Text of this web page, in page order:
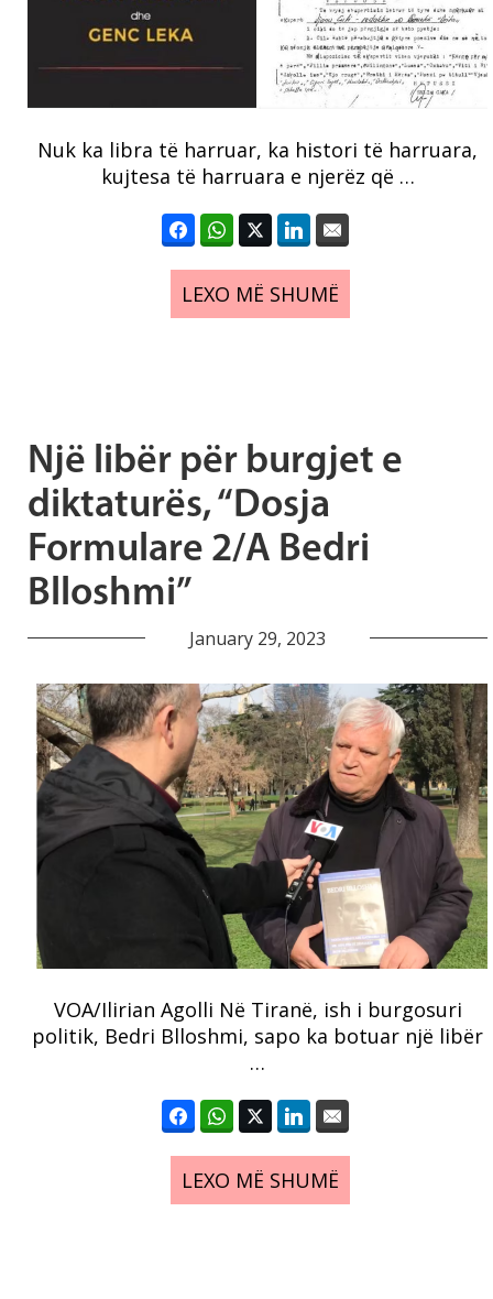
Nuk ka libra të harruar, ka histori të harruara,
kujtesa të harruara e njerëz që …
LEXO MË SHUMË
Një libër për burgjet e
diktaturës, “Dosja
Formulare 2/A Bedri
Blloshmi”
January 29, 2023
VOA/Ilirian Agolli Në Tiranë, ish i burgosuri
politik, Bedri Blloshmi, sapo ka botuar një libër
…
LEXO MË SHUMË